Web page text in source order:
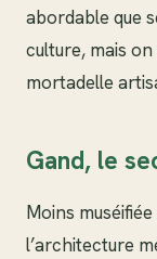
abordable que
culture, mais
mortadelle
Gand, le
Moins
l’architecture